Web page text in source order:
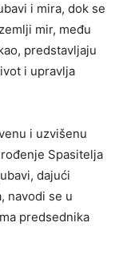
i mira, dok se
mir, među
predstavljaju
i upravlja
i uzvišenu
Spasitelja
dajući
navodi se u
predsednika